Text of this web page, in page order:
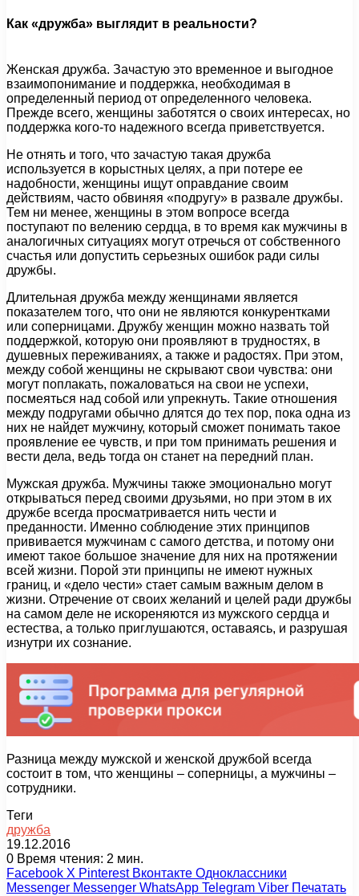
Как «дружба» выглядит в реальности?
Женская дружба. Зачастую это временное и выгодное
взаимопонимание и поддержка, необходимая в
определенный период от определенного человека.
Прежде всего, женщины заботятся о своих интересах, но
поддержка кого-то надежного всегда приветствуется.
Не отнять и того, что зачастую такая дружба
используется в корыстных целях, а при потере ее
надобности, женщины ищут оправдание своим
действиям, часто обвиняя «подругу» в развале дружбы.
Тем ни менее, женщины в этом вопросе всегда
поступают по велению сердца, в то время как мужчины в
аналогичных ситуациях могут отречься от собственного
счастья или допустить серьезных ошибок ради силы
дружбы.
Длительная дружба между женщинами является
показателем того, что они не являются конкурентками
или соперницами. Дружбу женщин можно назвать той
поддержкой, которую они проявляют в трудностях, в
душевных переживаниях, а также и радостях. При этом,
между собой женщины не скрывают свои чувства: они
могут поплакать, пожаловаться на свои не успехи,
посмеяться над собой или упрекнуть. Такие отношения
между подругами обычно длятся до тех пор, пока одна из
них не найдет мужчину, который сможет понимать такое
проявление ее чувств, и при том принимать решения и
вести дела, ведь тогда он станет на передний план.
Мужская дружба. Мужчины также эмоционально могут
открываться перед своими друзьями, но при этом в их
дружбе всегда просматривается нить чести и
преданности. Именно соблюдение этих принципов
прививается мужчинам с самого детства, и потому они
имеют такое большое значение для них на протяжении
всей жизни. Порой эти принципы не имеют нужных
границ, и «дело чести» стает самым важным делом в
жизни. Отречение от своих желаний и целей ради дружбы
на самом деле не искореняются из мужского сердца и
естества, а только приглушаются, оставаясь, и разрушая
изнутри их сознание.
Разница между мужской и женской дружбой всегда
состоит в том, что женщины – соперницы, а мужчины –
сотрудники.
Теги
дружба
19.12.2016
0 Время чтения: 2 мин.
Facebook X Pinterest Вконтакте Одноклассники
Messenger Messenger WhatsApp Telegram Viber Печатать